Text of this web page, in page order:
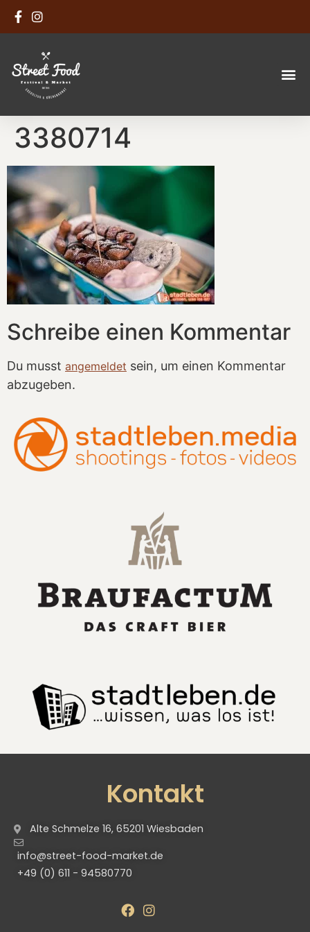
3380714
Schreibe einen Kommentar
Du musst angemeldet sein, um einen Kommentar
abzugeben.
Kontakt
Alte Schmelze 16, 65201 Wiesbaden
info@street-food-market.de
+49 (0) 611 - 94580770